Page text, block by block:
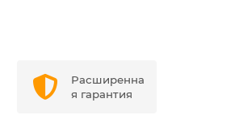
Расширенна
я гарантия